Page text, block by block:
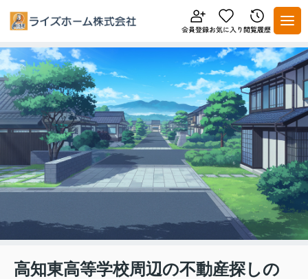
高知東高等学校周辺の不動産探しの